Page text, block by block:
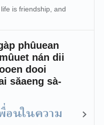
is friendship, and
phûuean
nán dii
dooi
săaeng sà-
อนในความ